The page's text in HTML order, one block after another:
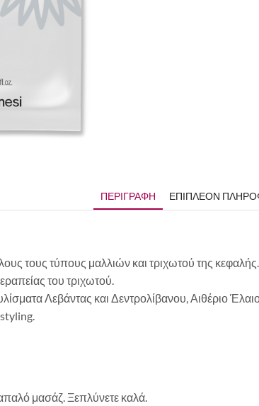
ΠΕΡΙΓΡΑΦΉ ΕΠΙΠΛΈΟΝ
τους τύπους μαλλιών και τριχωτού της κεφαλής.
του τριχωτού.
Λεβάντας και Δεντρολίβανου, Αιθέριο
μασάζ. Ξεπλύνετε καλά.